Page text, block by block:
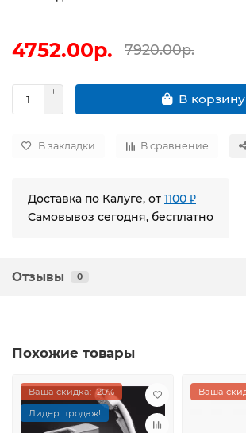
4752.00р. 7920.00р.
В корзину
В закладки В сравнение
Доставка по Калуге, от 1100 ₽
Самовывоз сегодня, бесплатно
Отзывы 0
Похожие товары
Ваша скидка: -20%
Лидер продаж!
Ваша